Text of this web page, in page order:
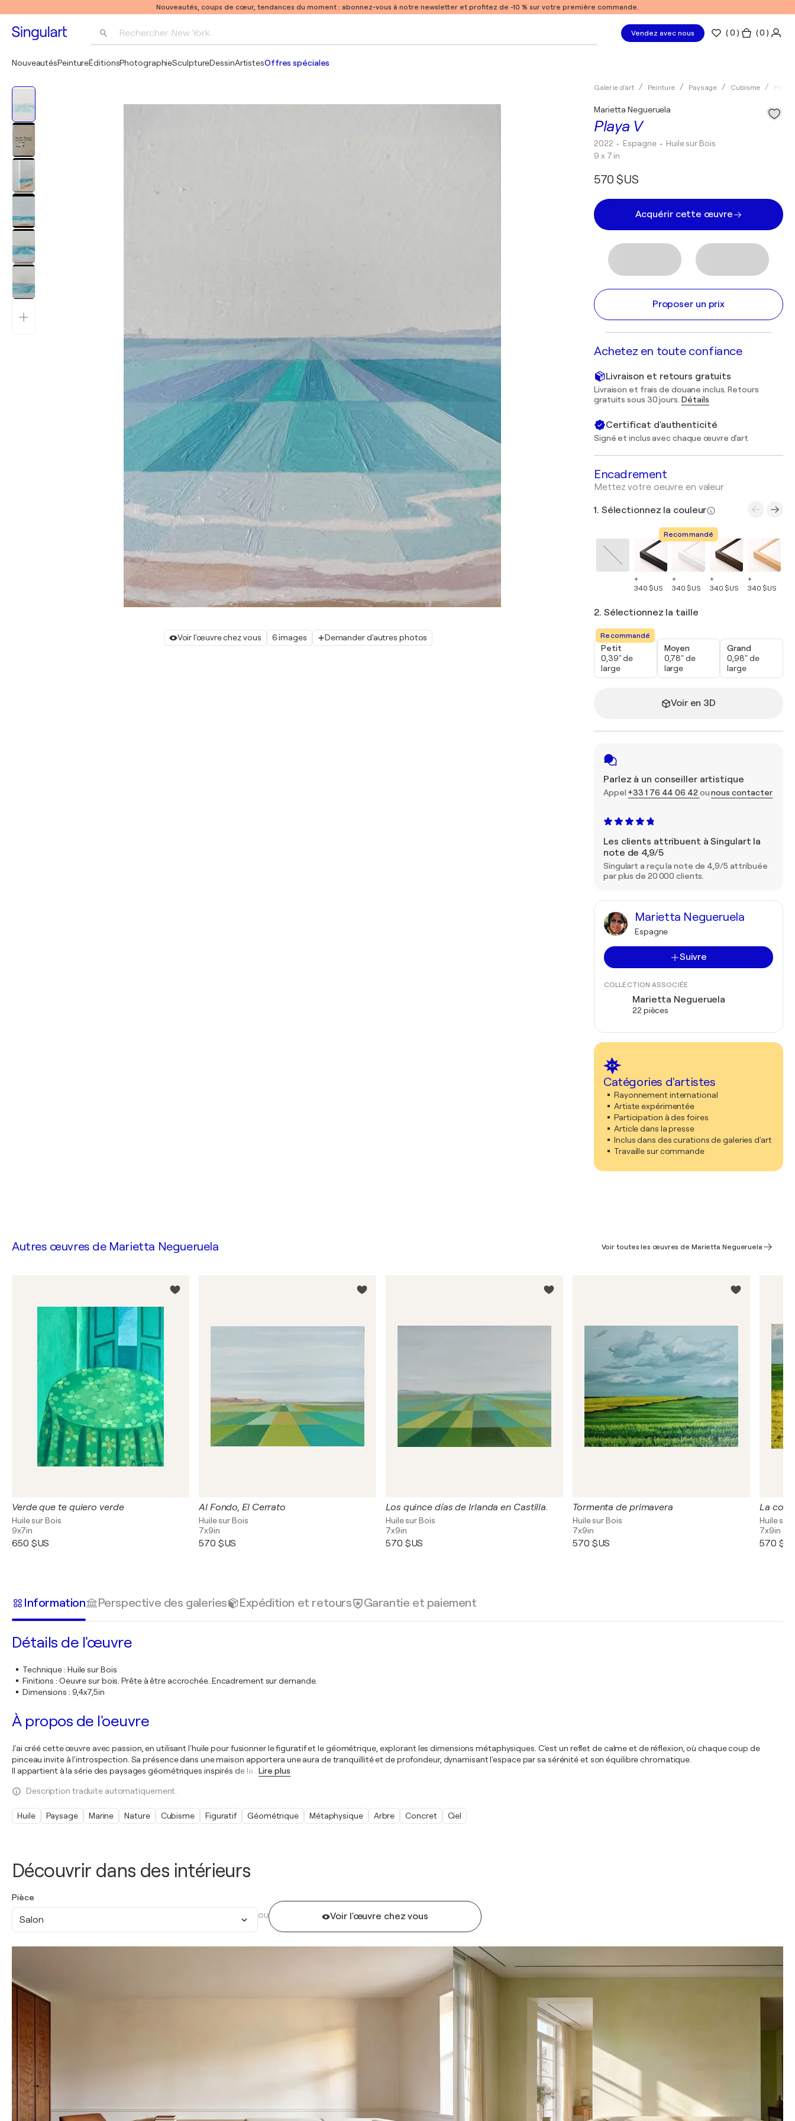
Nouveautés, coups de cœur, tendances du moment : abonnez-vous à notre newsletter et profitez de -10 % sur votre première commande.
Rechercher New York
Pablo Picasso
Vendez avec nous (0 ) ( 0 )
NouveautésPeintureÉditionsPhotographieSculptureDessinArtistesOffres spéciales
Voir l'œuvre chez vous 6 images Demander d'autres photos
Galerie d'art Peinture Paysage Cubisme Huile
Playa V
Marietta Negueruela
2022 • Espagne • Huile sur Bois
9 x 7 in
570 $US
Acquérir cette œuvre
Proposer un prix
Achetez en toute confiance
Livraison et retours gratuits
Livraison et frais de douane inclus. Retours
gratuits sous 30 jours. Détails
Certificat d'authenticité
Signé et inclus avec chaque œuvre d'art
Encadrement
Mettez votre oeuvre en valeur
1. Sélectionnez la couleur
+
340 $US
Recommandé
+
340 $US
+
340 $US
+
340 $US
2. Sélectionnez la taille
Recommandé
Petit
0,39" de
large
Moyen
0,78" de
large
Grand
0,98" de
large
Voir en 3D
Parlez à un conseiller artistique
Appel +33 1 76 44 06 42 ounous contacter
Les clients attribuent à Singulart la
note de 4,9/5
Singulart a reçu la note de 4,9/5 attribuée
par plus de 20 000 clients.
Marietta Negueruela
Espagne
Suivre
COLLECTION ASSOCIÉE
Marietta Negueruela
22 pièces
Catégories d'artistes
Rayonnement international
Artiste expérimentée
Participation à des foires
Article dans la presse
Inclus dans des curations de galeries d'art
Travaille sur commande
Découvrir dans des intérieurs
Pièce
Salon OU Voir l'œuvre chez vous
Autres œuvres de Marietta Negueruela Voir toutes les œuvres de Marietta Negueruela
Verde que te quiero verde
Huile sur Bois
9x7in
650 $US
Al Fondo, El Cerrato
Huile sur Bois
7x9in
570 $US
Los quince días de Irlanda en Castilla.
Huile sur Bois
7x9in
570 $US
Tormenta de primavera
Huile sur Bois
7x9in
570 $US
La
Huile sur
7x9in
570
Information Perspective des galeries Expédition et retours Garantie et paiement
Détails de l'œuvre
Technique: Huile sur Bois
Finitions : Oeuvre sur bois. Prête à être accrochée. Encadrement sur demande.
Dimensions : 9,4x7,5in
À propos de l'oeuvre
J'ai créé cette œuvre avec passion, en utilisant l'huile pour fusionner le figuratif et le géométrique, explorant les dimensions métaphysiques. C'est un reflet de calme et de réflexion, où chaque coup de
pinceau invite à l'introspection. Sa présence dans une maison apportera une aura de tranquillité et de profondeur, dynamisant l'espace par sa sérénité et son équilibre chromatique.
Il appartient à la série des paysages géométriques inspirés de la
Lire plus
Description traduite automatiquement.
Huile Paysage Marine Nature Cubisme Figuratif Géométrique Métaphysique Arbre Concret Ciel